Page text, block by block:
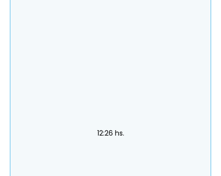
12:26 hs.